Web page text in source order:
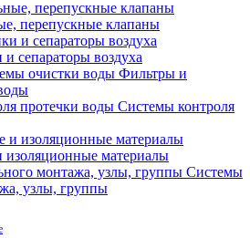
перепускные клапаны
сепараторы воздуха
Фильтры и
Системы контроля
изоляционные материалы
Системы
узлы, группы